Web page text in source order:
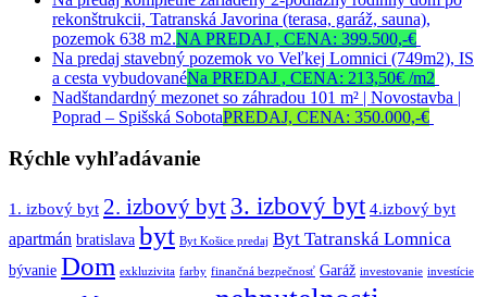
rekonštrukcii, Tatranská Javorina (terasa, garáž, sauna),
pozemok 638 m2.NA PREDAJ , CENA: 399.500,-€
Na predaj stavebný pozemok vo Veľkej Lomnici (749m2), IS
a cesta vybudovanéNa PREDAJ , CENA: 213,50€ /m2
Nadštandardný mezonet so záhradou 101 m² | Novostavba |
Poprad – Spišská SobotaPREDAJ, CENA: 350.000,-€
Rýchle vyhľadávanie
1. izbový byt 2. izbový byt 3. izbový byt 4.izbový byt
apartmán bratislava byt Byt Košice predaj Byt Tatranská Lomnica
bývanie Dom exkluzivita farby finančná bezpečnosť Garáž investovanie investície